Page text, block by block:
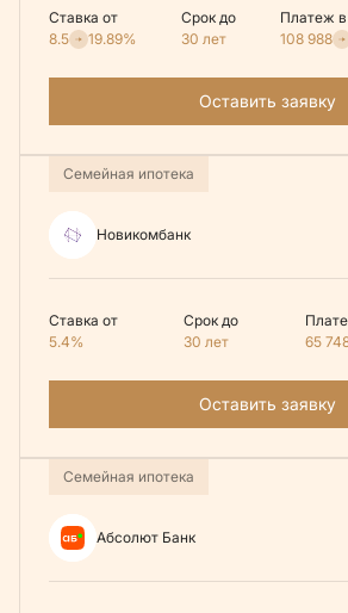
Ставка от
8.5
19.89%
Срок до
30 лет
Платеж
108 988
Оставить заявку
Семейная ипотека
Новикомбанк
Ставка от
5.4%
Срок до
30 лет
65
Оставить заявку
Семейная ипотека
Абсолют Банк